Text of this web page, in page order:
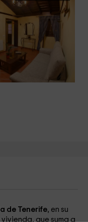
de Tenerife, en su
que suma a